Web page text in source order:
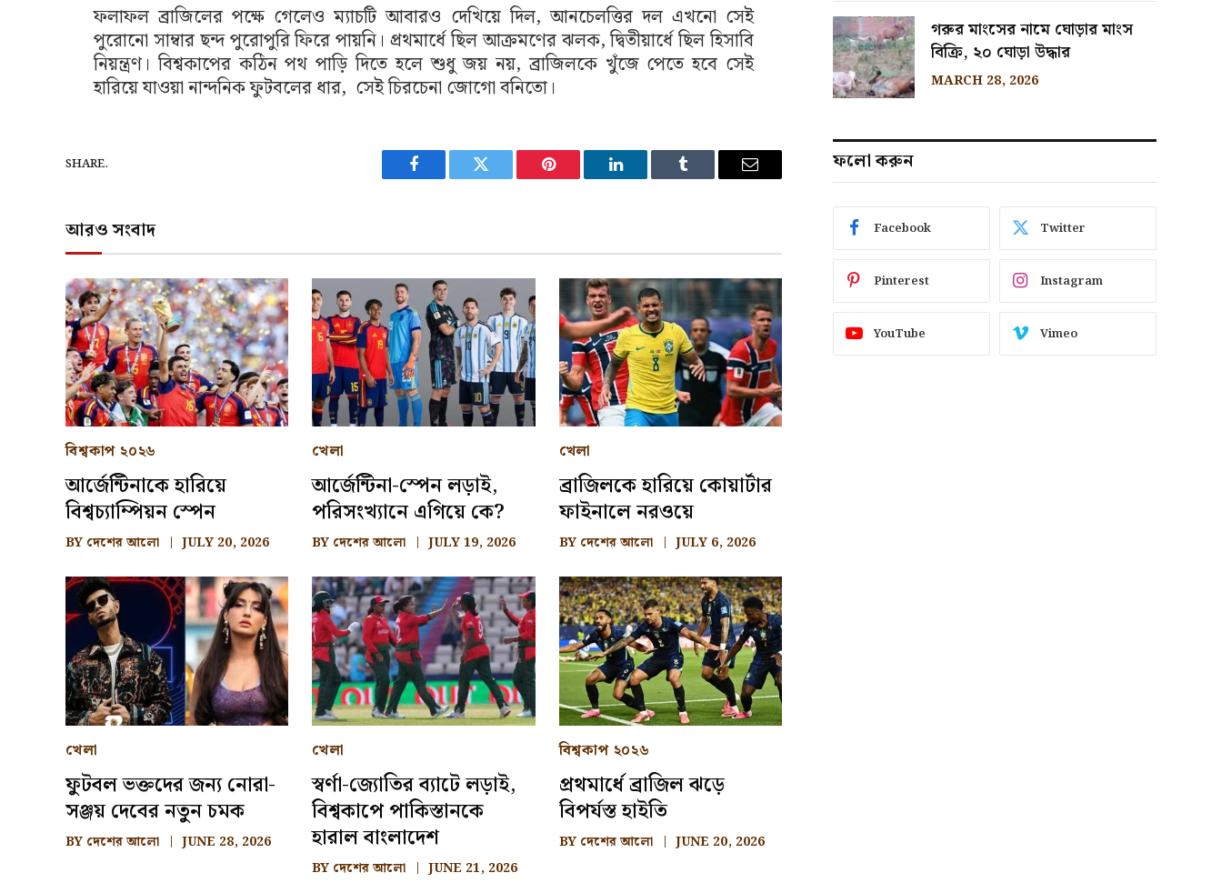
ফলাফল ব্রাজিলের পক্ষে গেলেও ম্যাচটি আবারও দেখিয়ে দিল, আনচেলত্তির দল এখনো সেই
পুরোনো সাম্বার ছন্দ পুরোপুরি ফিরে পায়নি। প্রথমার্ধে ছিল আক্রমণের ঝলক, দ্বিতীয়ার্ধে ছিল হিসাবি
নিয়ন্ত্রণ। বিশ্বকাপের কঠিন পথ পাড়ি দিতে হলে শুধু জয় নয়, ব্রাজিলকে খুঁজে পেতে হবে সেই
হারিয়ে যাওয়া নান্দনিক ফুটবলের ধার, সেই চিরচেনা জোগো বনিতো।
SHARE.
Facebook Twitter Pinterest LinkedIn Tumblr Email
আরও সংবাদ
বিশ্বকাপ ২০২৬
আর্জেন্টিনাকে হারিয়ে
বিশ্বচ্যাম্পিয়ন স্পেন
BY দেশের আলো JULY 20, 2026
খেলা
আর্জেন্টিনা-স্পেন লড়াই,
পরিসংখ্যানে এগিয়ে কে?
BY দেশের আলো JULY 19, 2026
খেলা
ব্রাজিলকে হারিয়ে কোয়ার্টার
ফাইনালে নরওয়ে
BY দেশের আলো JULY 6, 2026
খেলা
ফুটবল ভক্তদের জন্য নোরা-
সঞ্জয় দেবের নতুন চমক
BY দেশের আলো JUNE 28, 2026
খেলা
স্বর্ণা-জ্যোতির ব্যাটে লড়াই,
বিশ্বকাপে পাকিস্তানকে
হারাল বাংলাদেশ
BY দেশের আলো JUNE 21, 2026
বিশ্বকাপ ২০২৬
প্রথমার্ধে ব্রাজিল ঝড়ে
বিপর্যস্ত হাইতি
BY দেশের আলো JUNE 20, 2026
গরুর মাংসের নামে ঘোড়ার মাংস
বিক্রি, ২০ ঘোড়া উদ্ধার
MARCH 28, 2026
ফলো করুন
Facebook Twitter
Pinterest Instagram
YouTube Vimeo